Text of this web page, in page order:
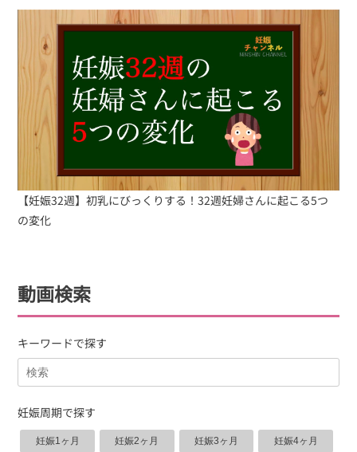
【妊娠32週】初乳にびっくりする！32週妊婦さんに起こる5つ
の変化
動画検索
キーワードで探す
妊娠周期で探す
妊娠1ヶ月 妊娠2ヶ月 妊娠3ヶ月 妊娠4ヶ月